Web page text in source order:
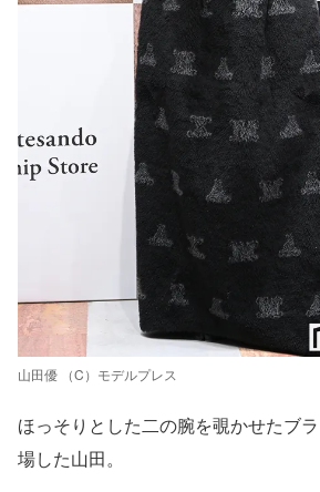
山田優 （C）モデルプレス
ほっそりとした二の腕を覗かせたブ
場した山田。